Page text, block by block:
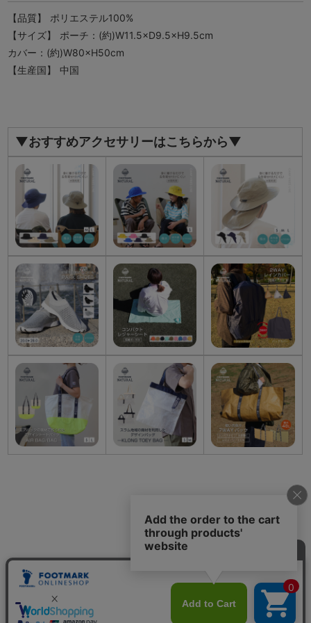
【品質】
ポリエステル100%
【サイズ】
ポーチ：(約)W11.5×D9.5×H9.5cm
カバー：(約)W80×H50cm
【生産国】
中国
▼おすすめアクセサリーはこちらから▼